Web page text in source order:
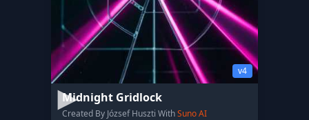
v4
Midnight Gridlock
Created By József Huszti WithSuno AI